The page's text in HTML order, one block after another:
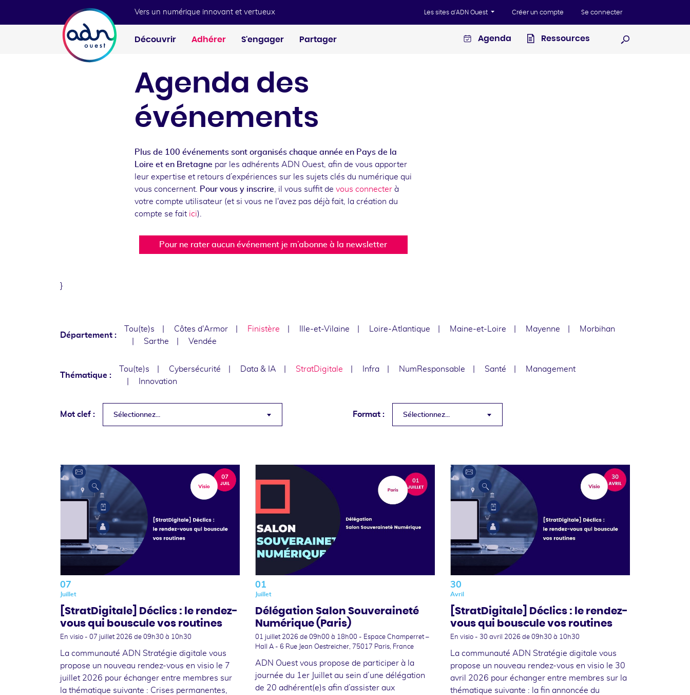
Vers un numérique innovant et vertueux Les sites d'ADN Ouest Créer un compte Se connecter
Découvrir Adhérer S'engager Partager Agenda
Ressources
Agenda des
événements
Plus de 100 événements sont organisés chaque année en Pays de la
Loire et en Bretagne par les adhérents ADN Ouest, afin de vous apporter
leur expertise et retours d’expériences sur les sujets clés du numérique qui
vous concernent. Pour vous y inscrire, il vous suffit de vous connecter à
votre compte utilisateur (et si vous ne l'avez pas déjà fait, la création du
compte se fait ici).
Pour ne rater aucun événement je m’abonne à la newsletter
}
Département :
Tou(te)s Côtes d'Armor Finistère Ille-et-Vilaine Loire-Atlantique Maine-et-Loire Mayenne
Morbihan
Sarthe
Vendée
Thématique :
Tou(te)s Cybersécurité Data & IA StratDigitale Infra NumResponsable Santé
Management
Innovation
Mot clef : Sélectionnez... Format : Sélectionnez...
07
Juillet
[StratDigitale] Déclics : le rendez-
vous qui bouscule vos routines
En visio - 07 juillet 2026 de 09h30 à 10h30
La communauté ADN Stratégie digitale vous
propose un nouveau rendez-vous en visio le 7
juillet 2026 pour échanger entre membres sur
la thématique suivante : Crises permanentes,
01
Juillet
Délégation Salon Souveraineté
Numérique (Paris)
01 juillet 2026 de 09h00 à 18h00 - Espace Champerret –
Hall A - 6 Rue Jean Oestreicher, 75017 Paris, France
ADN Ouest vous propose de participer à la
journée du 1er Juillet au sein d’une délégation
de 20 adhérent(e)s afin d’assister aux
30
Avril
[StratDigitale] Déclics : le rendez-
vous qui bouscule vos routines
En visio - 30 avril 2026 de 09h30 à 10h30
La communauté ADN Stratégie digitale vous
propose un nouveau rendez-vous en visio le 30
avril 2026 pour échanger entre membres sur la
thématique suivante : la fin annoncée du